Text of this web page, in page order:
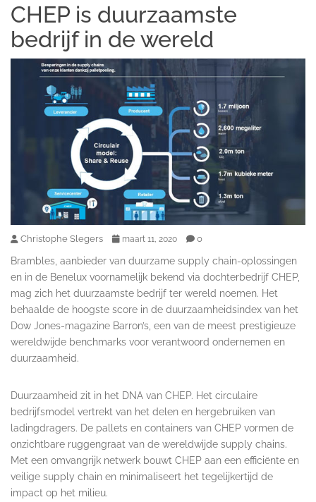
CHEP is duurzaamste
bedrijf in de wereld
Christophe Slegers maart 11, 2020 0
Brambles, aanbieder van duurzame supply chain-oplossingen
en in de Benelux voornamelijk bekend via dochterbedrijf CHEP,
mag zich het duurzaamste bedrijf ter wereld noemen. Het
behaalde de hoogste score in de duurzaamheidsindex van het
Dow Jones-magazine Barron’s, een van de meest prestigieuze
wereldwijde benchmarks voor verantwoord ondernemen en
duurzaamheid.
Duurzaamheid zit in het DNA van CHEP. Het circulaire
bedrijfsmodel vertrekt van het delen en hergebruiken van
ladingdragers. De pallets en containers van CHEP vormen de
onzichtbare ruggengraat van de wereldwijde supply chains.
Met een omvangrijk netwerk bouwt CHEP aan een efficiënte en
veilige supply chain en minimaliseert het tegelijkertijd de
impact op het milieu.